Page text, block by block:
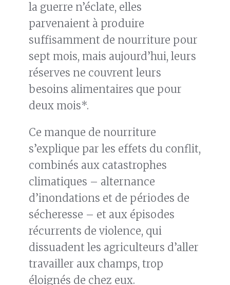
la guerre n’éclate, elles
parvenaient à produire
suffisamment de nourriture pour
sept mois, mais aujourd’hui, leurs
réserves ne couvrent leurs
besoins alimentaires que pour
deux mois*.
Ce manque de nourriture
s’explique par les effets du conflit,
combinés aux catastrophes
climatiques – alternance
d’inondations et de périodes de
sécheresse – et aux épisodes
récurrents de violence, qui
dissuadent les agriculteurs d’aller
travailler aux champs, trop
éloignés de chez eux.